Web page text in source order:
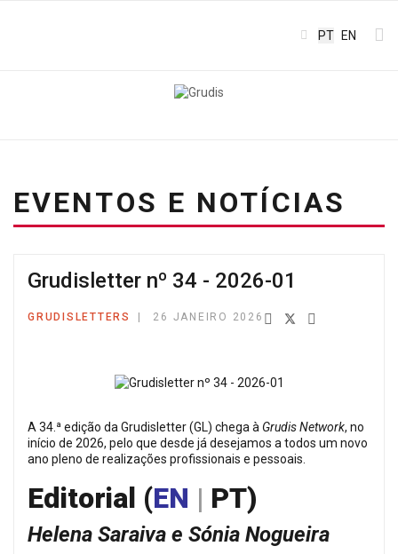
Escolha o seu
PT EN
EVENTOS E NOTÍCIAS
Grudisletter nº 34 - 2026-01
GRUDISLETTERS 26 JANEIRO 2026
A 34.ª edição da Grudisletter (GL) chega à Grudis Network, no
início de 2026, pelo que desde já desejamos a todos um novo
ano pleno de realizações profissionais e pessoais.
Editorial (EN | PT)
Helena Saraiva e Sónia Nogueira